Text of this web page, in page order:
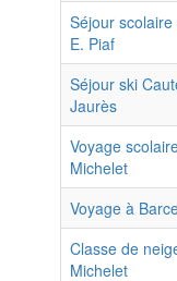
Séjour
E. Piaf
Séjour ski
Jaurès
Voyage
Michelet
Voyage à
Classe de
Michelet